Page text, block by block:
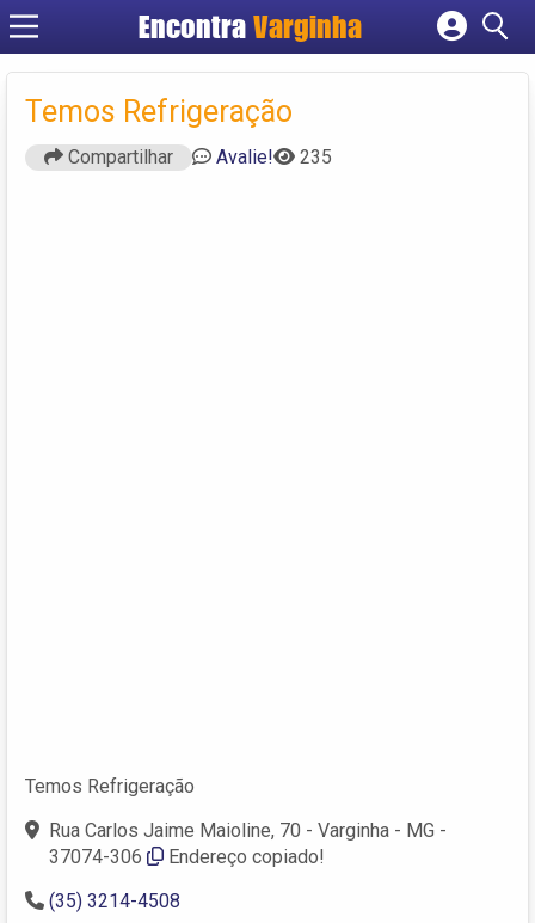
EncontraVarginha
Cadastrar empresa
Fazer login
Criar conta
Temos Refrigeração
Compartilhar Avalie! 235
Temos Refrigeração
Rua Carlos Jaime Maioline, 70 - Varginha - MG -
37074-306
Endereço copiado!
(35) 3214-4508